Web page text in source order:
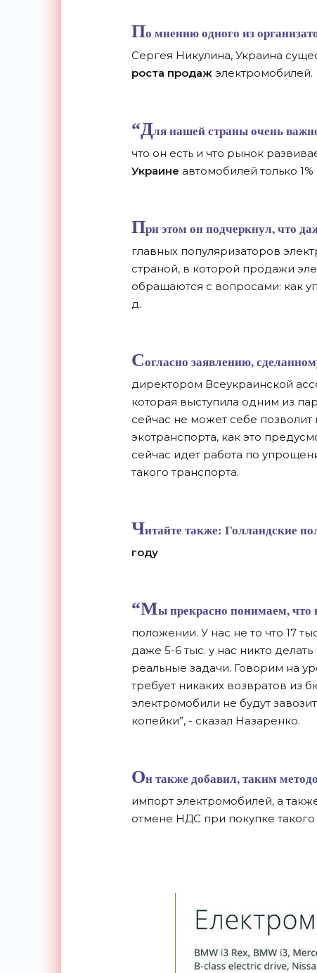
По мнению одного из
Сергея Никулина, Украина
роста продажэлектромобилей.
“Для нашей страны очень
что он есть и что рынок
Украине автомобилей только
При этом он подчеркнул, что
главных популяризаторов
страной, в которой продажи
обращаются с вопросами: как
д.
Согласно заявлению,
директором Всеукраинской
которая выступила одним из
сейчас не может себе
экотранспорта, как это
сейчас идет работа по
такого транспорта.
Читайте также: Голландские
году
“Мы прекрасно понимаем, что
положении. У нас не то что 17
даже 5-6 тыс. у нас никто
реальные задачи. Говорим на
требует никаких возвратов из
электромобили не будут
копейки”, - сказал Назаренко.
Он также добавил, таким
импорт электромобилей, а
отмене НДС при покупке такого